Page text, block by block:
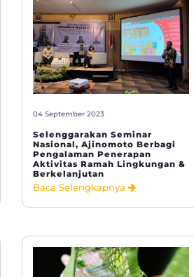
04 September 2023
Selenggarakan Seminar
Nasional, Ajinomoto Berbagi
Pengalaman Penerapan
Aktivitas Ramah Lingkungan &
Berkelanjutan
Baca Selengkapnya